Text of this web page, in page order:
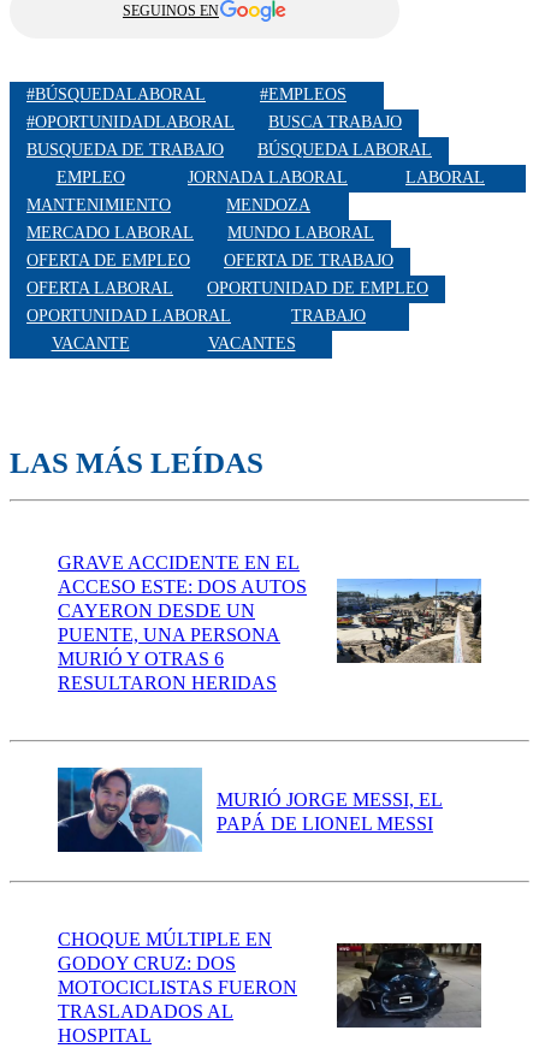
SEGUINOS EN
#BÚSQUEDALABORAL
#EMPLEOS
#OPORTUNIDADLABORAL
BUSCA TRABAJO
BUSQUEDA DE TRABAJO
BÚSQUEDA LABORAL
EMPLEO
JORNADA LABORAL
LABORAL
MANTENIMIENTO
MENDOZA
MERCADO LABORAL
MUNDO LABORAL
OFERTA DE EMPLEO
OFERTA DE TRABAJO
OFERTA LABORAL
OPORTUNIDAD DE EMPLEO
OPORTUNIDAD LABORAL
TRABAJO
VACANTE
VACANTES
LAS MÁS LEÍDAS
GRAVE ACCIDENTE EN EL
ACCESO ESTE: DOS AUTOS
CAYERON DESDE UN
PUENTE, UNA PERSONA
MURIÓ Y OTRAS 6
RESULTARON HERIDAS
MURIÓ JORGE MESSI, EL
PAPÁ DE LIONEL MESSI
CHOQUE MÚLTIPLE EN
GODOY CRUZ: DOS
MOTOCICLISTAS FUERON
TRASLADADOS AL
HOSPITAL